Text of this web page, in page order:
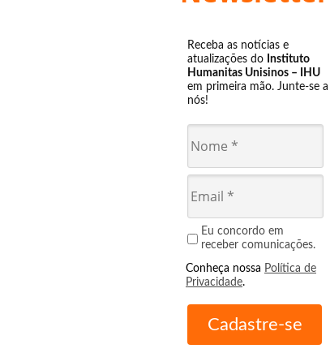
Receba as notícias e
atualizações do Instituto
Humanitas Unisinos – IHU
em primeira mão. Junte-se a
nós!
Eu concordo em
receber comunicações.
Conheça nossa Política de
Privacidade.